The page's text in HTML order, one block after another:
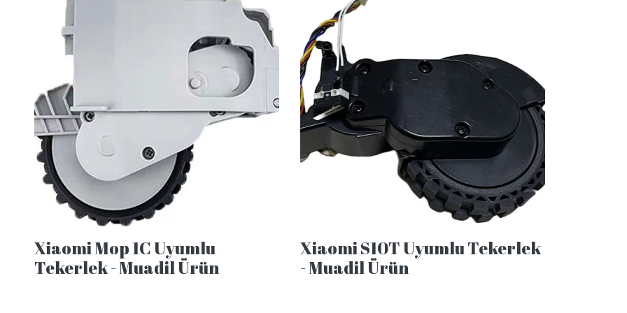
Xiaomi Mop 1C Uyumlu
Tekerlek - Muadil Ürün
Xiaomi S10T Uyumlu Tekerlek
- Muadil Ürün